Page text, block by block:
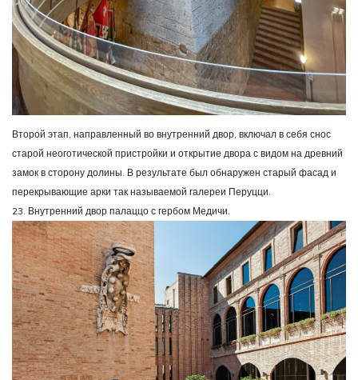
Второй этап, направленный во внутренний двор, включал в себя снос
старой неоготической пристройки и открытие двора с видом на древний
замок в сторону долины. В результате был обнаружен старый фасад и
перекрывающие арки так называемой галереи Перуцци.
23. Внутренний двор палаццо с гербом Медичи.